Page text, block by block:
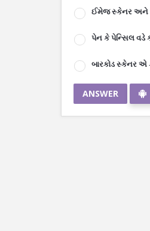
ઈમેજ સ્કેનર અને
પેન કે પેન્સિલ વડે
બારકોડ સ્કેનર એ
ANSWER